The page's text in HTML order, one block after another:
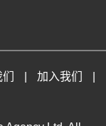
加入我们